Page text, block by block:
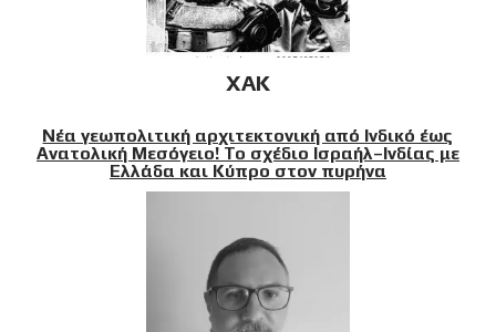
XAK
Νέα γεωπολιτική αρχιτεκτονική από Ινδικό έως
Ανατολική Μεσόγειο! Το σχέδιο Ισραήλ–Ινδίας με
Ελλάδα και Κύπρο στον πυρήνα